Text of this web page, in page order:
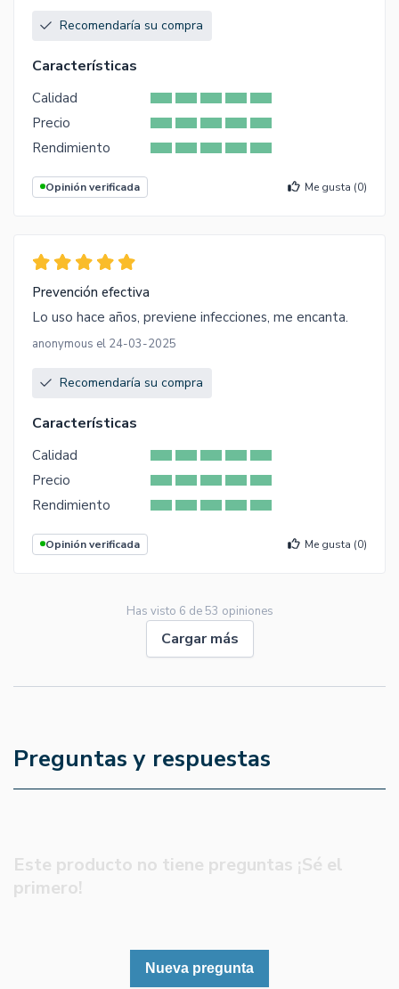
Recomendaría su compra
Características
Calidad
Precio
Rendimiento
Opinión verificada Me gusta (0)
Prevención efectiva
Lo uso hace años, previene infecciones, me encanta.
anonymous el 24-03-2025
Recomendaría su compra
Características
Calidad
Precio
Rendimiento
Opinión verificada Me gusta (0)
Has visto 6 de 53 opiniones
Cargar más
Preguntas y respuestas
Este producto no tiene preguntas ¡Sé el
primero!
Nueva pregunta